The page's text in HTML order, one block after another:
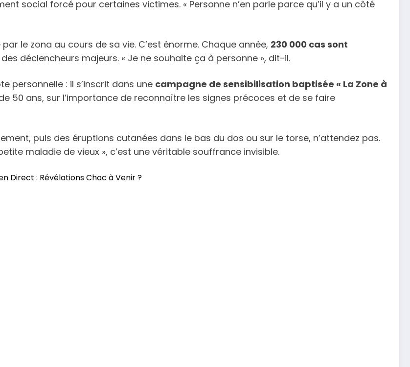
social forcé pour certaines victimes. « Personne n’en parle parce qu’il y a un côté
le zona au cours de sa vie. C’est énorme. Chaque année, 230 000 cas sont
déclencheurs majeurs. « Je ne souhaite ça à personne », dit-il.
personnelle : il s’inscrit dans une campagne de sensibilisation baptisée « La Zone à
50 ans, sur l’importance de reconnaître les signes précoces et de se faire
puis des éruptions cutanées dans le bas du dos ou sur le torse, n’attendez pas.
maladie de vieux », c’est une véritable souffrance invisible.
Direct : Révélations Choc à Venir ?